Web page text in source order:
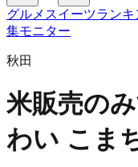
グルメ スイーツランキ
集モニター
秋田
米販売の
わい こま